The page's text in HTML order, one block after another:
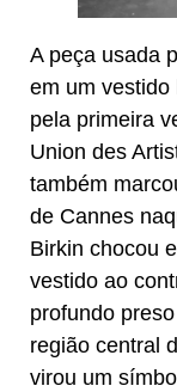
A peça usada
em um vestido
pela primeira
Union des
também
de Cannes
Birkin chocou
vestido ao
profundo
região central
virou um